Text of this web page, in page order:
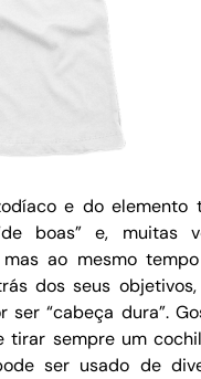
e do elemento
boas” e, muitas
ao mesmo
dos seus
“cabeça dura”.
tirar sempre um
ser usado de